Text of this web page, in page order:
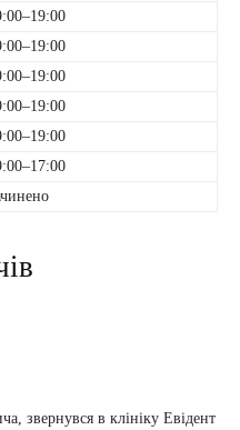
звернувся в клініку Евідент